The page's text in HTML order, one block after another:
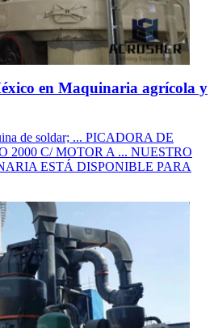
en Maquinaria agrícola y
de soldar; ... PICADORA DE
2000 C/ MOTOR A ... NUESTRO
ESTÁ DISPONIBLE PARA